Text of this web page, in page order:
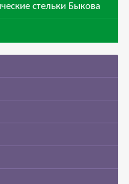
стельки Быкова